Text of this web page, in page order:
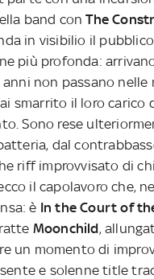
band conThe
in visibilio il
più profonda:
non passano nelle
smarrito il loro carico
Sono rese
dal
riff improvvisato di
il capolavoro che,
è In the Court of
Moonchild,
un momento di
e solenne title